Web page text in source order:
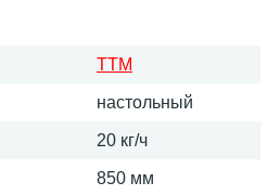
ТТМ
настольный
20 кг/ч
850 мм